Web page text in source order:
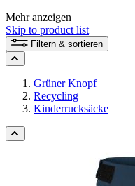
Mehr anzeigen
Skip to product list
Filtern & sortieren
Grüner Knopf
Recycling
Kinderrucksäcke